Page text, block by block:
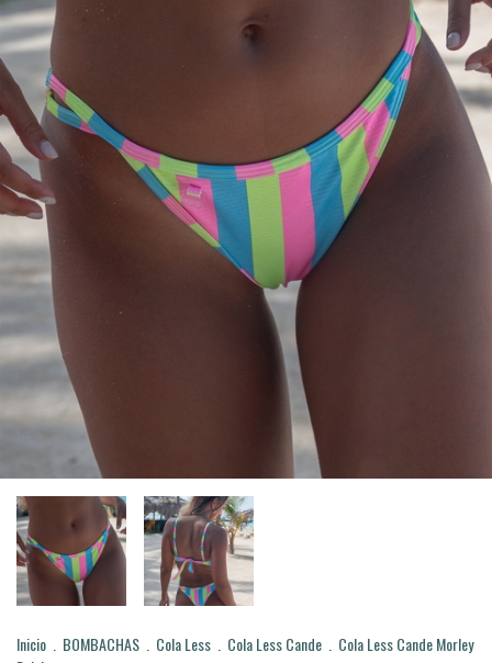
Inicio . BOMBACHAS . Cola Less . Cola Less Cande . Cola Less Cande Morley